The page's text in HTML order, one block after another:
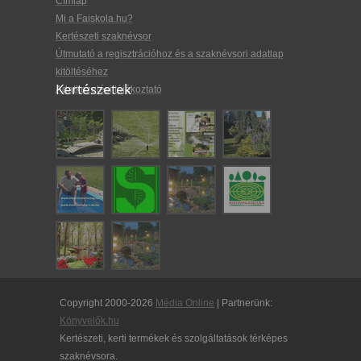
Mi a Faiskola.hu?
Kertészeti szaknévsor
Útmutató a regisztrációhoz és a szaknévsori adatlap
kitöltéséhez
Adatkezelési tájékoztató
Kertészetek
Copyright 2000-2026 Média Online | Partnerünk:
Könyvelők.hu
Kertészeti, kerti termékek és szolgáltatások térképes
szaknévsora.